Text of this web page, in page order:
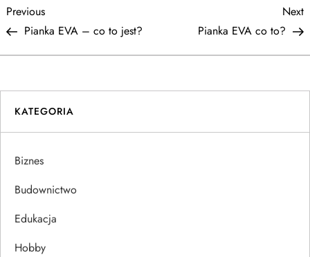
N
a
w
g
a
c
Previous
Post
Previous
Pianka EVA – co to jest?
Next
Pianka EVA co to?
KATEGORIA
Biznes
Budownictwo
Edukacja
Hobby